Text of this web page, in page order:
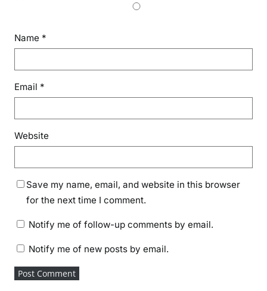
Name *
Email *
Website
Save my name, email, and website in this browser
for the next time I comment.
Notify me of follow-up comments by email.
Notify me of new posts by email.